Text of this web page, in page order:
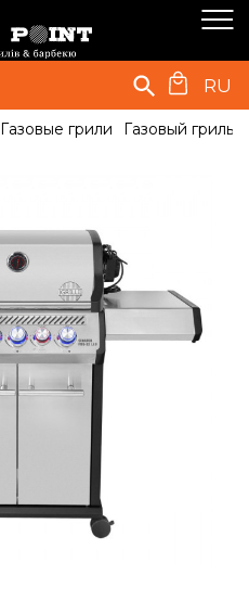
RU
Газовые грили Газовый гриль